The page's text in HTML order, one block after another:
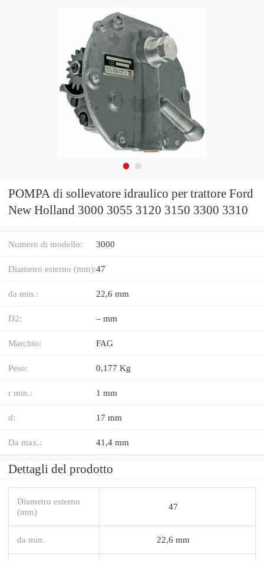
POMPA di sollevatore idraulico per trattore Ford
New Holland 3000 3055 3120 3150 3300 3310
Numero di modello: 3000
Diametro esterno (mm):47
da min.: 22,6 mm
D2: – mm
Marchio: FAG
Peso: 0,177 Kg
r min.: 1 mm
d: 17 mm
Da max.: 41,4 mm
Dettagli del prodotto
Diametro esterno
(mm)
47
da min. 22,6 mm